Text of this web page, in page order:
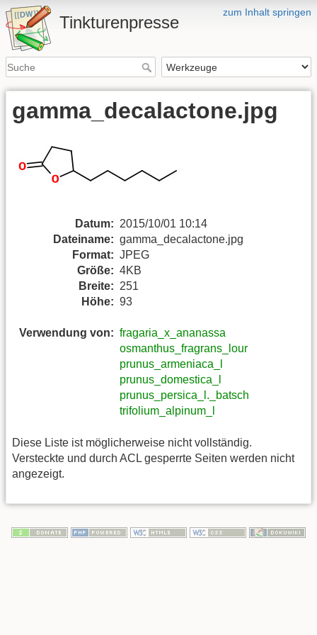
zum Inhalt springen
Tinkturenpresse
gamma_decalactone.jpg
Datum: 2015/10/01 10:14
Dateiname: gamma_decalactone.jpg
Format: JPEG
Größe: 4KB
Breite: 251
Höhe: 93
Verwendung von: fragaria_x_ananassa
osmanthus_fragrans_lour
prunus_armeniaca_l
prunus_domestica_l
prunus_persica_l._batsch
trifolium_alpinum_l
Diese Liste ist möglicherweise nicht vollständig.
Versteckte und durch ACL gesperrte Seiten werden nicht
angezeigt.